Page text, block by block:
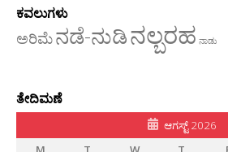
ಕವಲುಗಳು
ಅರಿಮೆನಡೆ-ನುಡಿನಲ್ಬರಹ ನಾಡು
ತೇದಿಮಣೆ
ಆಗಸ್ಟ್ 2026